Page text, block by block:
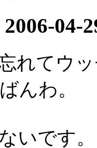
2006-04-
れてウ
んわ。
いです。